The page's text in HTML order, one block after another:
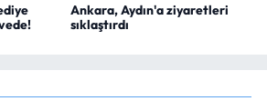
Ankara, Aydın'a ziyaretleri
sıklaştırdı